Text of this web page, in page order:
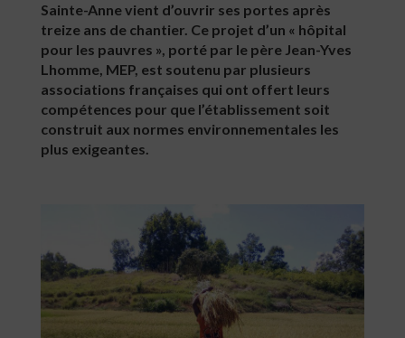
Sainte-Anne vient d’ouvrir ses portes après
treize ans de chantier. Ce projet d’un « hôpital
pour les pauvres », porté par le père Jean-Yves
Lhomme, MEP, est soutenu par plusieurs
associations françaises qui ont offert leurs
compétences pour que l’établissement soit
construit aux normes environnementales les
plus exigeantes.